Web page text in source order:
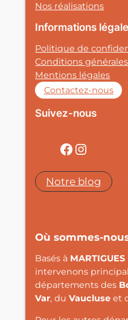
Nos réalisations
Informations
Politique de
Conditions
Mentions légales
Contactez-nous
Suivez-nous
Facebook Instagram
Notre blog
Où sommes-
Basés à MARTIGUES
intervenons
départements des
Var, duVaucluse et